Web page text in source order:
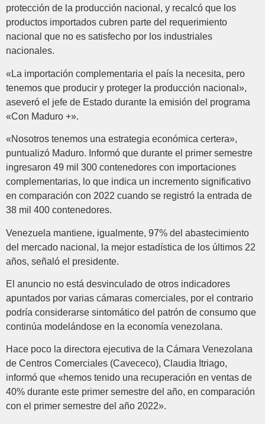
protección de la producción nacional, y recalcó que los
productos importados cubren parte del requerimiento
nacional que no es satisfecho por los industriales
nacionales.
«La importación complementaria el país la necesita, pero
tenemos que producir y proteger la producción nacional»,
aseveró el jefe de Estado durante la emisión del programa
«Con Maduro +».
«Nosotros tenemos una estrategia económica certera»,
puntualizó Maduro. Informó que durante el primer semestre
ingresaron 49 mil 300 contenedores con importaciones
complementarias, lo que indica un incremento significativo
en comparación con 2022 cuando se registró la entrada de
38 mil 400 contenedores.
Venezuela mantiene, igualmente, 97% del abastecimiento
del mercado nacional, la mejor estadística de los últimos 22
años, señaló el presidente.
El anuncio no está desvinculado de otros indicadores
apuntados por varias cámaras comerciales, por el contrario
podría considerarse sintomático del patrón de consumo que
continúa modelándose en la economía venezolana.
Hace poco la directora ejecutiva de la Cámara Venezolana
de Centros Comerciales (Cavececo), Claudia Itriago,
informó que «hemos tenido una recuperación en ventas de
40% durante este primer semestre del año, en comparación
con el primer semestre del año 2022».